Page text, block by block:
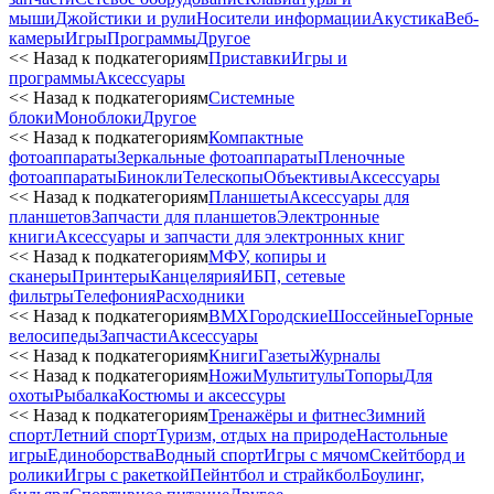
мышиДжойстики и рулиНосители информацииАкустикаВеб-
камерыИгрыПрограммыДругое
<< Назад к подкатегориямПриставкиИгры и
программыАксессуары
<< Назад к подкатегориямСистемные
блокиМоноблокиДругое
<< Назад к подкатегориямКомпактные
фотоаппаратыЗеркальные фотоаппаратыПленочные
фотоаппаратыБиноклиТелескопыОбъективыАксессуары
<< Назад к подкатегориямПланшетыАксессуары для
планшетовЗапчасти для планшетовЭлектронные
книгиАксессуары и запчасти для электронных книг
<< Назад к подкатегориямМФУ, копиры и
сканерыПринтерыКанцелярияИБП, сетевые
фильтрыТелефонияРасходники
<< Назад к подкатегориямBMXГородскиеШоссейныеГорные
велосипедыЗапчастиАксессуары
<< Назад к подкатегориямКнигиГазетыЖурналы
<< Назад к подкатегориямНожиМультитулыТопорыДля
охотыРыбалкаКостюмы и аксессуры
<< Назад к подкатегориямТренажёры и фитнесЗимний
спортЛетний спортТуризм, отдых на природеНастольные
игрыЕдиноборстваВодный спортИгры с мячомСкейтборд и
роликиИгры с ракеткойПейнтбол и страйкболБоулинг,